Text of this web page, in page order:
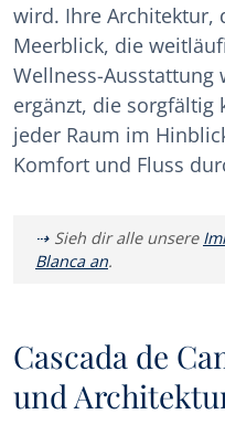
wird. Ihre Architektur,
Meerblick, die
Wellness-
ergänzt, die
jeder Raum im
Komfort und Fluss
Sieh dir alle unsere
Blanca an.
Cascada de
und